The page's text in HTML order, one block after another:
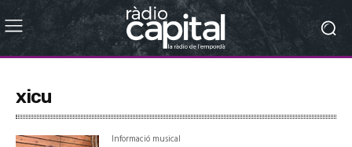
xicu
Informació musical